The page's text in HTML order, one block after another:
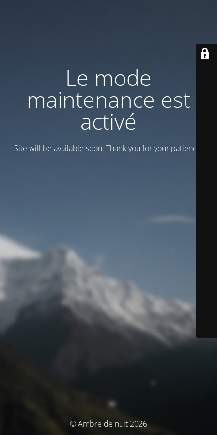
Le mode
maintenance est
activé
Site will be available soon. Thank you for your patience!
© Ambre de nuit 2026